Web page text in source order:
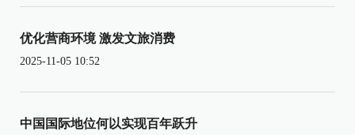
优化营商环境 激发文旅消费
2025-11-05 10:52
中国国际地位何以实现百年跃升